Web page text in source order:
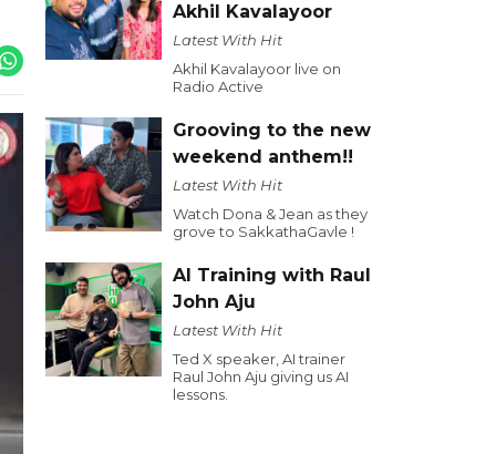
Akhil Kavalayoor
Latest With Hit
Akhil Kavalayoor live on
Radio Active
Grooving to the new
weekend anthem!!
Latest With Hit
Watch Dona & Jean as they
grove to SakkathaGavle !
AI Training with Raul
John Aju
Latest With Hit
Ted X speaker, AI trainer
Raul John Aju giving us AI
lessons.